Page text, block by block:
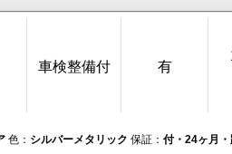
車検整備付 有
色： シルバーメタリック 保証： 付・24ヶ月